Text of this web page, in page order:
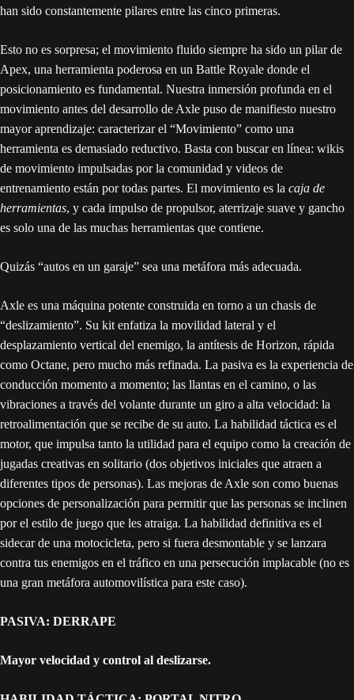
han sido constantemente pilares entre las cinco primeras.
Esto no es sorpresa; el movimiento fluido siempre ha sido un pilar de
Apex, una herramienta poderosa en un Battle Royale donde el
posicionamiento es fundamental. Nuestra inmersión profunda en el
movimiento antes del desarrollo de Axle puso de manifiesto nuestro
mayor aprendizaje: caracterizar el “Movimiento” como una
herramienta es demasiado reductivo. Basta con buscar en línea: wikis
de movimiento impulsadas por la comunidad y videos de
entrenamiento están por todas partes. El movimiento es la caja de
herramientas, y cada impulso de propulsor, aterrizaje suave y gancho
es solo una de las muchas herramientas que contiene.
Quizás “autos en un garaje” sea una metáfora más adecuada.
Axle es una máquina potente construida en torno a un chasis de
“deslizamiento”. Su kit enfatiza la movilidad lateral y el
desplazamiento vertical del enemigo, la antítesis de Horizon, rápida
como Octane, pero mucho más refinada. La pasiva es la experiencia de
conducción momento a momento; las llantas en el camino, o las
vibraciones a través del volante durante un giro a alta velocidad: la
retroalimentación que se recibe de su auto. La habilidad táctica es el
motor, que impulsa tanto la utilidad para el equipo como la creación de
jugadas creativas en solitario (dos objetivos iniciales que atraen a
diferentes tipos de personas). Las mejoras de Axle son como buenas
opciones de personalización para permitir que las personas se inclinen
por el estilo de juego que les atraiga. La habilidad definitiva es el
sidecar de una motocicleta, pero si fuera desmontable y se lanzara
contra tus enemigos en el tráfico en una persecución implacable (no es
una gran metáfora automovilística para este caso).
PASIVA: DERRAPE
Mayor velocidad y control al deslizarse.